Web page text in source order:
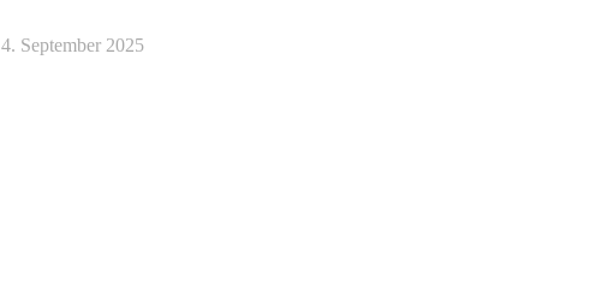
4. September 2025